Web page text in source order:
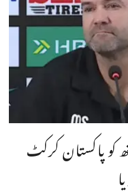
کو پاکستان کرکٹ